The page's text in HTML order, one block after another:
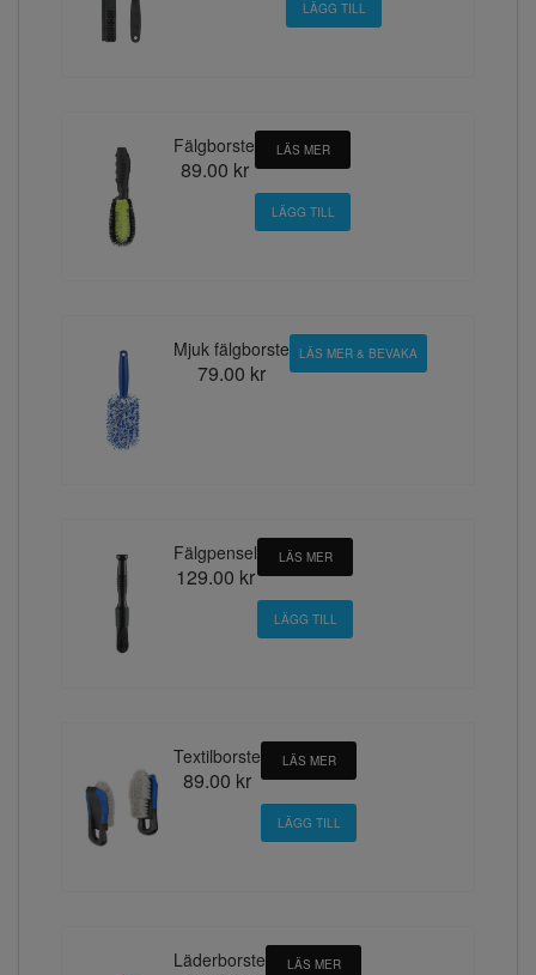
Fälgborste
89.00 kr
LÄS MER
Mjuk fälgborste
79.00 kr
LÄS MER & BEVAKA
Fälgpensel
129.00 kr
LÄS MER
Textilborste
89.00 kr
LÄS MER
Läderborste LÄS MER